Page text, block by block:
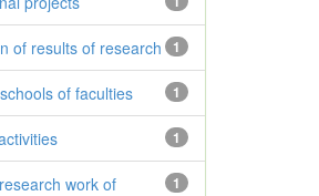
1
of results of research
1
of faculties
1
1
work of